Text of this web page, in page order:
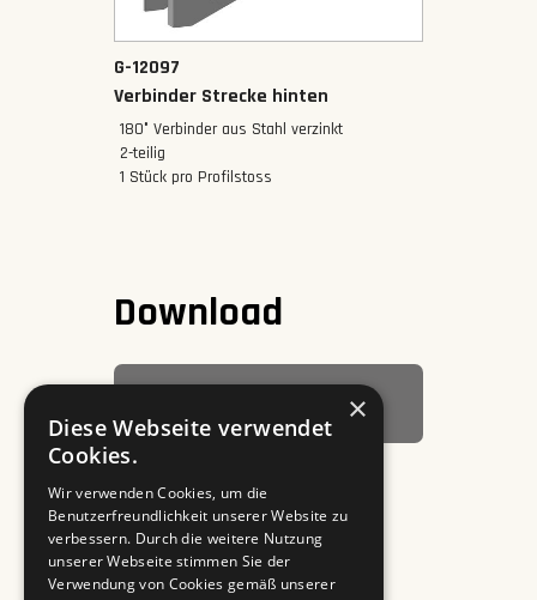
G-12097
Verbinder Strecke hinten
180° Verbinder aus Stahl verzinkt
2-teilig
1 Stück pro Profilstoss
Download
×
Diese Webseite verwendet
Cookies.
Wir verwenden Cookies, um die
Benutzerfreundlichkeit unserer Website zu
verbessern. Durch die weitere Nutzung
unserer Webseite stimmen Sie der
Verwendung von Cookies gemäß unserer